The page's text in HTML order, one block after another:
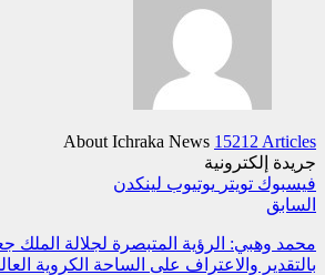
About Ichraka News 15212 Articles
جريدة إلكترونية
فيسبوك تويتر يوتيوب لينكدن
السابق
محمد وهبي: الرؤية المتبصرة لجلالة
بالتقدير والاعتراف على الساحة الكروية